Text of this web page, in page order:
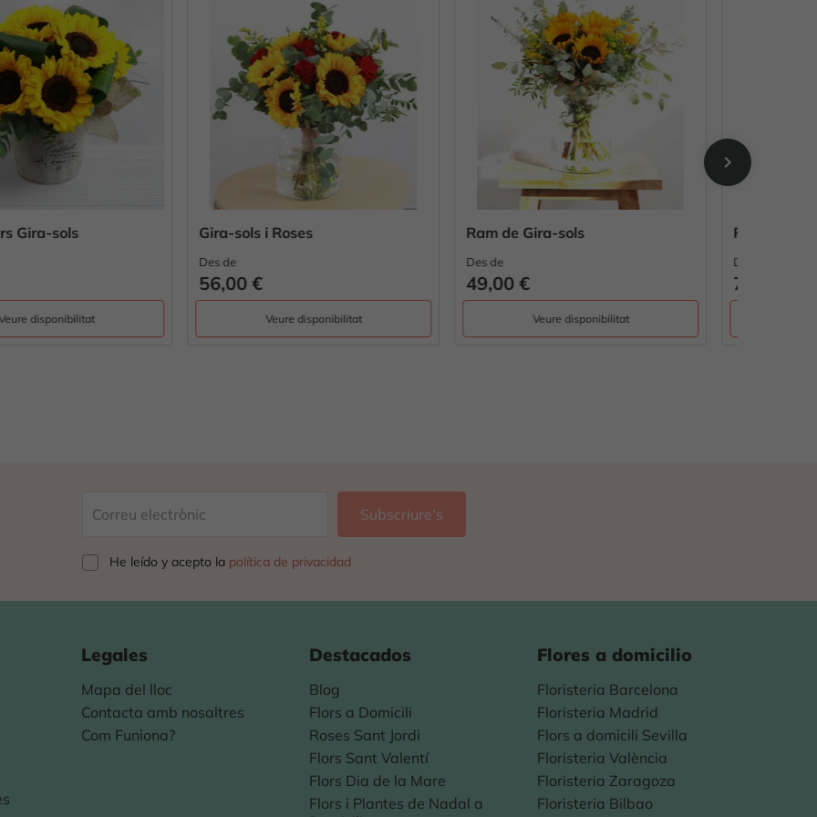
i Roses
Veure disponibilitat
Ram de Gira-sols
Des de
49,00 €
Veure disponibilitat
Paradís de Gira-sols
Des de
78,00 €
Veure disponibilitat
chevron_right
He leído y acepto la política de privacidad
Legales
Mapa del lloc
Contacta amb nosaltres
Com Funiona?
Destacados
Blog
Flors a Domicili
Roses Sant Jordi
Flors Sant Valentí
Flors Dia de la Mare
Flors i Plantes de Nadal a
Flores a domicilio
Floristeria Barcelona
Floristeria Madrid
Flors a domicili Sevilla
Floristeria València
Floristeria Zaragoza
Floristeria Bilbao